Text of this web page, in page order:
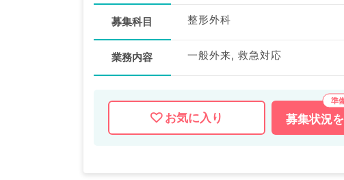
募集科目 整形外科
業務内容 一般外来, 救急対応
お気に入り 募集状況を